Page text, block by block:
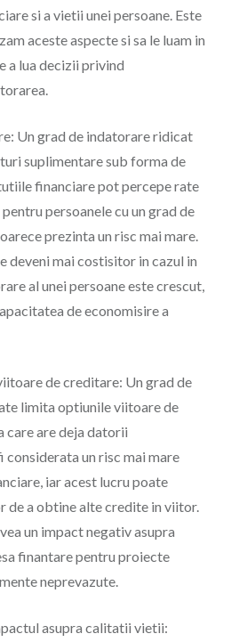
si a vietii unei persoane. Este
aceste aspecte si sa le luam in
a lua decizii privind
Un grad de indatorare ridicat
suplimentare sub forma de
financiare pot percepe rate
persoanele cu un grad de
prezinta un risc mai mare.
deveni mai costisitor in cazul in
al unei persoane este crescut,
de economisire a
de creditare: Un grad de
limita optiunile viitoare de
care are deja datorii
un risc mai mare
iar acest lucru poate
de a obtine alte credite in viitor.
un impact negativ asupra
finantare pentru proiecte
neprevazute.
asupra calitatii vietii: